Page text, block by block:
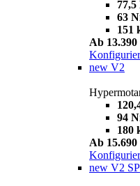
77,5
63
151
Ab 13.390
new V2
94
180
Ab 15.690
new V2 SP